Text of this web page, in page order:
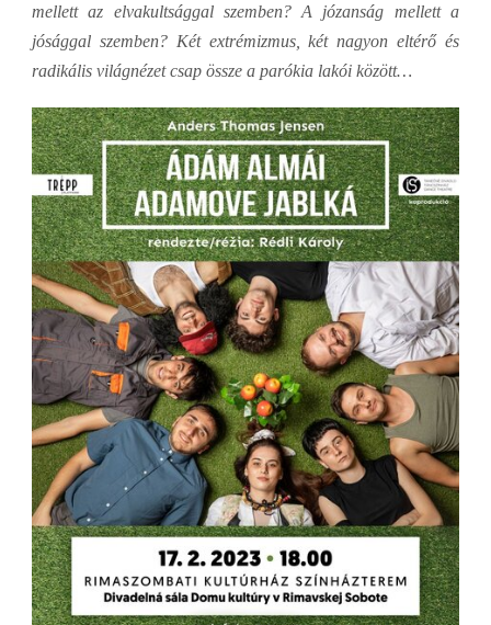
mellett az elvakultsággal szemben? A józanság mellett a
jósággal szemben? Két extrémizmus, két nagyon eltérő és
radikális világnézet csap össze a parókia lakói között…